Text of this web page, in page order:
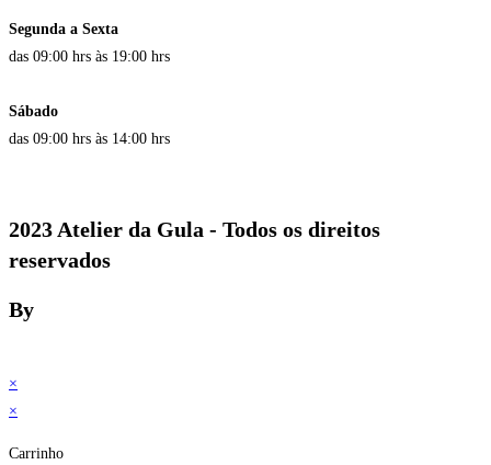
Segunda a Sexta
das 09:00 hrs às 19:00 hrs
Sábado
das 09:00 hrs às 14:00 hrs
2023 Atelier da Gula - Todos os direitos
reservados
By
×
×
Carrinho